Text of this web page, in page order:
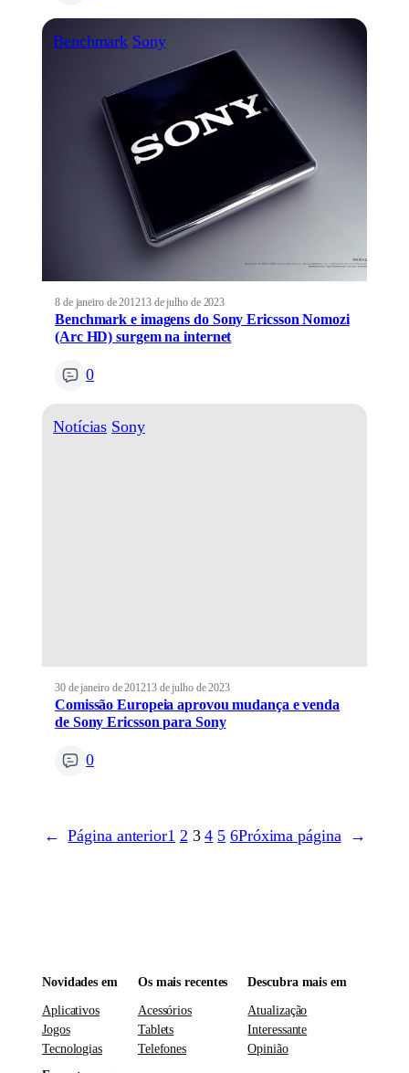
Benchmark Sony
8 de janeiro de 201213 de julho de 2023
Benchmark e imagens do Sony Ericsson Nomozi
(Arc HD) surgem na internet
0
Notícias Sony
30 de janeiro de 201213 de julho de 2023
Comissão Europeia aprovou mudança e venda
de Sony Ericsson para Sony
0
← Página anterior1 2 3 4 5 6Próxima página →
Novidades em
Aplicativos
Jogos
Tecnologias
Os mais recentes
Acessórios
Tablets
Telefones
Descubra mais em
Atualização
Interessante
Opinião